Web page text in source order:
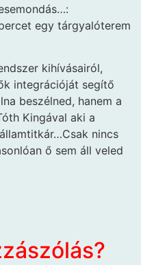
egy tárgyalóterem
kihívásairól,
integrációját segítő
beszélned, hanem a
Kingával aki a
nincs
ő sem áll veled